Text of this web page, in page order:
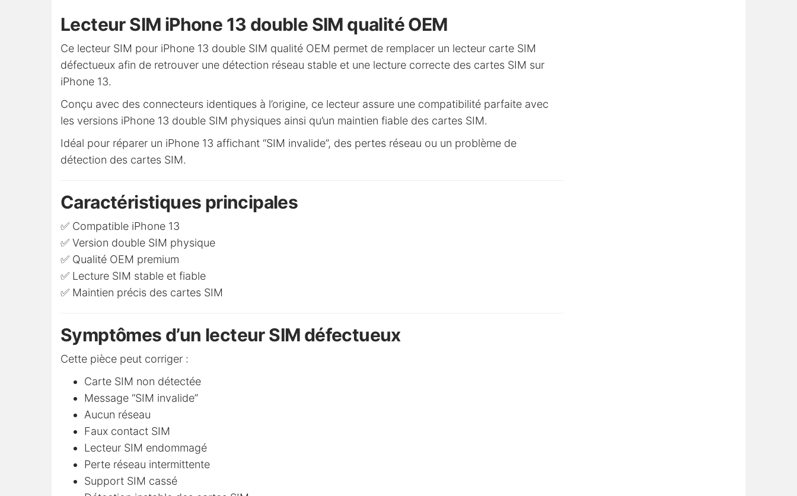
Lecteur SIM iPhone 13 double SIM qualité OEM
Ce lecteur SIM pour iPhone 13 double SIM qualité OEM permet de remplacer un lecteur carte SIM
défectueux afin de retrouver une détection réseau stable et une lecture correcte des cartes SIM sur
iPhone 13.
Conçu avec des connecteurs identiques à l’origine, ce lecteur assure une compatibilité parfaite avec
les versions iPhone 13 double SIM physiques ainsi qu’un maintien fiable des cartes SIM.
Idéal pour réparer un iPhone 13 affichant “SIM invalide”, des pertes réseau ou un problème de
détection des cartes SIM.
Caractéristiques principales
✅ Compatible iPhone 13
✅ Version double SIM physique
✅ Qualité OEM premium
✅ Lecture SIM stable et fiable
✅ Maintien précis des cartes SIM
Symptômes d’un lecteur SIM défectueux
Cette pièce peut corriger :
Carte SIM non détectée
Message “SIM invalide”
Aucun réseau
Faux contact SIM
Lecteur SIM endommagé
Perte réseau intermittente
Support SIM cassé